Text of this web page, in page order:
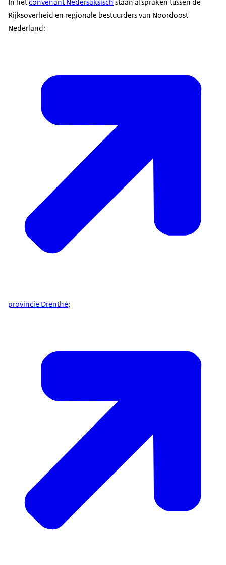
In hetconvenant Nedersaksisch staan afspraken tussen de
Rijksoverheid en regionale bestuurders van Noordoost
Nederland:
provincie Drenthe;